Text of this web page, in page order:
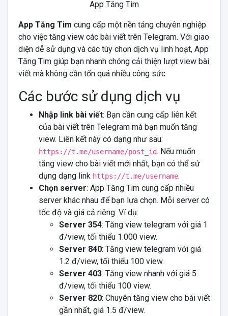
App Tăng Tim
App Tăng Tim cung cấp một nền tảng chuyên nghiệp
cho việc tăng view các bài viết trên Telegram. Với giao
diện dễ sử dụng và các tùy chọn dịch vụ linh hoạt, App
Tăng Tim giúp bạn nhanh chóng cải thiện lượt view bài
viết mà không cần tốn quá nhiều công sức.
Các bước sử dụng dịch vụ
Nhập link bài viết: Bạn cần cung cấp liên kết
của bài viết trên Telegram mà bạn muốn tăng
view. Liên kết này có dạng như sau:
https://t.me/username/post_id. Nếu muốn
tăng view cho bài viết mới nhất, bạn có thể sử
dụng dạng link https://t.me/username.
Chọn server: App Tăng Tim cung cấp nhiều
server khác nhau để bạn lựa chọn. Mỗi server có
tốc độ và giá cả riêng. Ví dụ:
Server 354: Tăng view telegram với giá 1
đ/view, tối thiểu 1.000 view.
Server 840: Tăng view telegram với giá
1.2 đ/view, tối thiểu 100 view.
Server 403: Tăng view nhanh với giá 5
đ/view, tối thiểu 100 view.
Server 820: Chuyên tăng view cho bài viết
gần nhất, giá 1.5 đ/view.